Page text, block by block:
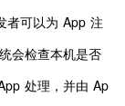
者可以为 App 注
会检查本机是否
处理，并由 Ap